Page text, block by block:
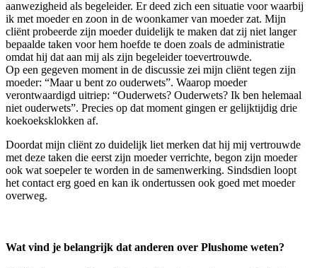
aanwezigheid als begeleider. Er deed zich een situatie voor waarbij
ik met moeder en zoon in de woonkamer van moeder zat. Mijn
cliënt probeerde zijn moeder duidelijk te maken dat zij niet langer
bepaalde taken voor hem hoefde te doen zoals de administratie
omdat hij dat aan mij als zijn begeleider toevertrouwde.
Op een gegeven moment in de discussie zei mijn cliënt tegen zijn
moeder: “Maar u bent zo ouderwets”. Waarop moeder
verontwaardigd uitriep: “Ouderwets? Ouderwets? Ik ben helemaal
niet ouderwets”. Precies op dat moment gingen er gelijktijdig drie
koekoeksklokken af.
Doordat mijn cliënt zo duidelijk liet merken dat hij mij vertrouwde
met deze taken die eerst zijn moeder verrichte, begon zijn moeder
ook wat soepeler te worden in de samenwerking. Sindsdien loopt
het contact erg goed en kan ik ondertussen ook goed met moeder
overweg.
Wat vind je belangrijk dat anderen over Plushome weten?